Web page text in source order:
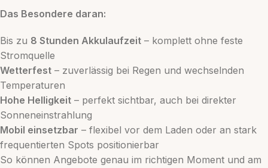
Das Besondere daran:
Bis zu 8 Stunden Akkulaufzeit – komplett ohne feste
Stromquelle
Wetterfest – zuverlässig bei Regen und wechselnden
Temperaturen
Hohe Helligkeit – perfekt sichtbar, auch bei direkter
Sonneneinstrahlung
Mobil einsetzbar – flexibel vor dem Laden oder an stark
frequentierten Spots positionierbar
So können Angebote genau im richtigen Moment und am